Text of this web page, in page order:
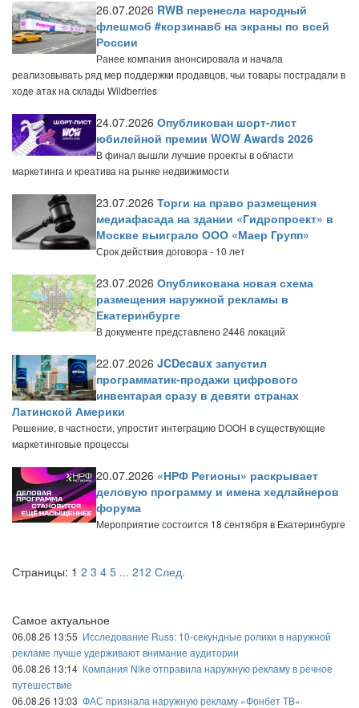
26.07.2026 RWB перенесла народный
флешмоб #корзинавб на экраны по всей
России
Ранее компания анонсировала и начала
реализовывать ряд мер поддержки продавцов, чьи товары пострадали в
ходе атак на склады Wildberries
24.07.2026 Опубликован шорт-лист
юбилейной премии WOW Awards 2026
В финал вышли лучшие проекты в области
маркетинга и креатива на рынке недвижимости
23.07.2026 Торги на право размещения
медиафасада на здании «Гидропроект» в
Москве выиграло ООО «Маер Групп»
Срок действия договора - 10 лет
23.07.2026 Опубликована новая схема
размещения наружной рекламы в
Екатеринбурге
В документе представлено 2446 локаций
22.07.2026 JCDecaux запустил
программатик-продажи цифрового
инвентарая сразу в девяти странах
Латинской Америки
Решение, в частности, упростит интеграцию DOOH в существующие
маркетинговые процессы
20.07.2026 «НРФ Регионы» раскрывает
деловую программу и имена хедлайнеров
форума
Мероприятие состоится 18 сентября в Екатеринбурге
Страницы: 1 2 3 4 5 ... 212 След.
Самое актуальное
06.08.26 13:55 Исследование Russ: 10-секундные ролики в наружной
рекламе лучше удерживают внимание аудитории
06.08.26 13:14 Компания Nike отправила наружную рекламу в речное
путешествие
06.08.26 13:03 ФАС признала наружную рекламу «Фонбет ТВ»